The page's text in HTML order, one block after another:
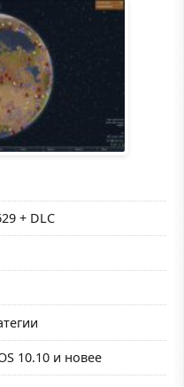
+ DLC
10.10 и новее